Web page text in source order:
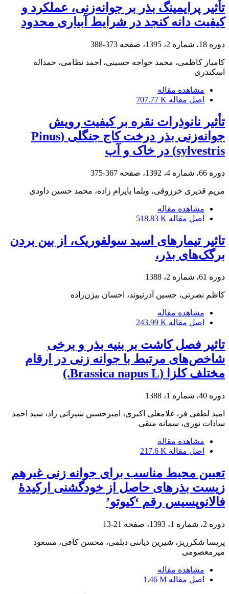
تأثیر پرایمینگ بذر بر جوانه‌زنی، عملکرد و
کیفیت دانه کنجد در شرایط آبیاری محدود
دوره 18، شماره 2، 1395، صفحه 373-388
کامیار کاظمی، محمد خواجه حسینی، احمد نظامی، حمداله
اسکندری
مشاهده مقاله
اصل مقاله 707.77 K
تأثیر نانو‌ذرات نقره بر کیفیت رویش
جوانه‌زنی بذر درخت کاج جنگلی (Pinus
sylvestris) در خاک و آب
دوره 66، شماره 4، 1392، صفحه 367-375
مریم قدیری خرزوقی، ویلما بایرام زاده، محمد حسین داودی
مشاهده مقاله
اصل مقاله 518.83 K
تاثیر تیمارهای اسید سولفوریک، از بین بردن
برگک‌های بذر،
دوره 61، شماره 2، 1388
کاظم نصرتی، حسین آذرنیوند، احسان بیژن‌زاده
مشاهده مقاله
اصل مقاله 243.99 K
تاثیر فصل کاشت بر بنیه بذر و برخی
شاخص‌های مرتبط با جوانه زنی در ارقام
مختلف کلزا (Brassica napus L.)
دوره 40، شماره 1، 1388
امید لطفی فر، غلامعلی اکبری، امیرحسین شیرانی راد، سید احمد
سادات نوری، سمانه متقی
مشاهده مقاله
اصل مقاله 217.6 K
تعیین محیط مناسب برای جوانه ‏زنی غیرهم
زیست بذرهای حاصل از خودگشنی ارکیدۀ
فالانوپسیس رقم ‘کیوتو’
دوره 2، شماره 1، 1393، صفحه 21-13
پریسا شکرریز، شیرین دیانتی دیلمی، محسن کافی، مسعود
میرمعصومی
مشاهده مقاله
اصل مقاله 1.46 M